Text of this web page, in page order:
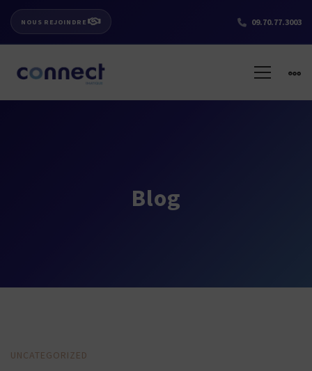
NOUS REJOINDRE 09.70.77.3003
Blog
EDR,
UNCATEGORIZED